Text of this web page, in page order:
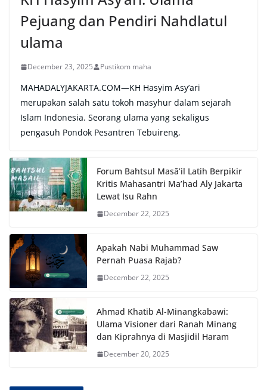
Pejuang dan Pendiri Nahdlatul
ulama
December 23, 2025 Pustikom maha
MAHADALYJAKARTA.COM—KH Hasyim Asy’ari
merupakan salah satu tokoh masyhur dalam sejarah
Islam Indonesia. Seorang ulama yang sekaligus
pengasuh Pondok Pesantren Tebuireng,
Forum Bahtsul Masā’il Latih Berpikir
Kritis Mahasantri Ma’had Aly Jakarta
Lewat Isu Rahn
December 22, 2025
Apakah Nabi Muhammad Saw
Pernah Puasa Rajab?
December 22, 2025
Ahmad Khatib Al-Minangkabawi:
Ulama Visioner dari Ranah Minang
dan Kiprahnya di Masjidil Haram
December 20, 2025